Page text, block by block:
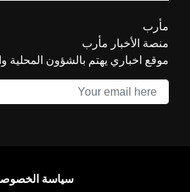
مأرب
منصة الأخبار مأرب
موقع اخباري يهتم بالشؤون المحلية
سياسة